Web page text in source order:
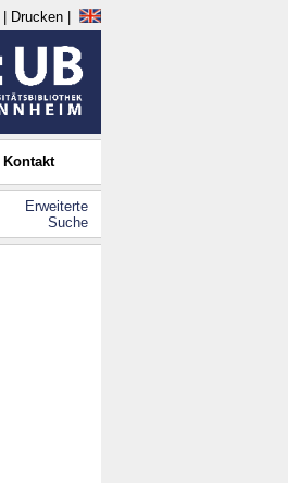
Drucken
Kontakt
Erweiterte
Suche